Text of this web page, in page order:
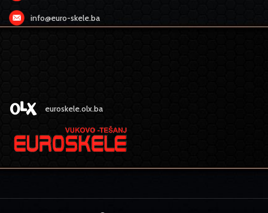
info@euro-skele.ba
euroskele.olx.ba